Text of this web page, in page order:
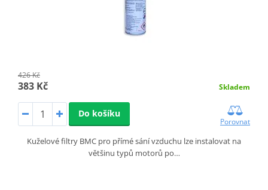
426 Kč
383 Kč Skladem
Do košíku
Porovnat
Kuželové filtry BMC pro přímé sání vzduchu lze instalovat na
většinu typů motorů po…